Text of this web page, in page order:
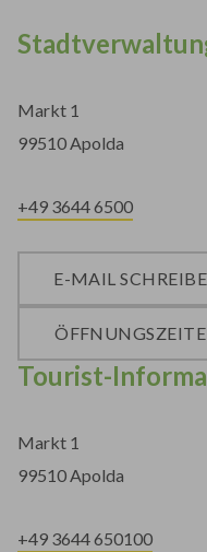
Markt 1
99510 Apolda
+49 3644 6500
E-MAIL
Tourist-
Markt 1
99510 Apolda
+49 3644 650100